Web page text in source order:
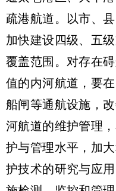
疏港航道。以市、
加快建设四级、五
覆盖范围。对存在
值的内河航道，要
船闸等通航设施，
河航道的维护管理
护与管理水平，加
护技术的研究与应